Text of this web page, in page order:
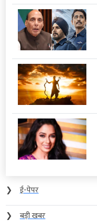
❯
ई-पेपर
❯
बड़ी खबर